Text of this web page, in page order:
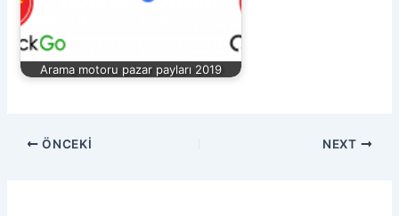
Arama motoru pazar payları 2019
ÖNCEKI NEXT